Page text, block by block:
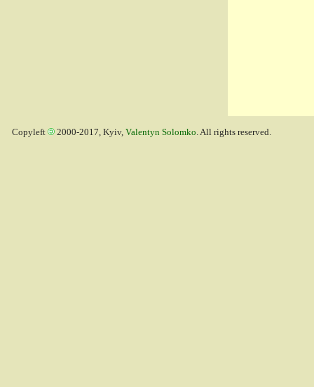
Copyleft 2000-2017, Kyiv, Valentyn Solomko. All rights reserved.